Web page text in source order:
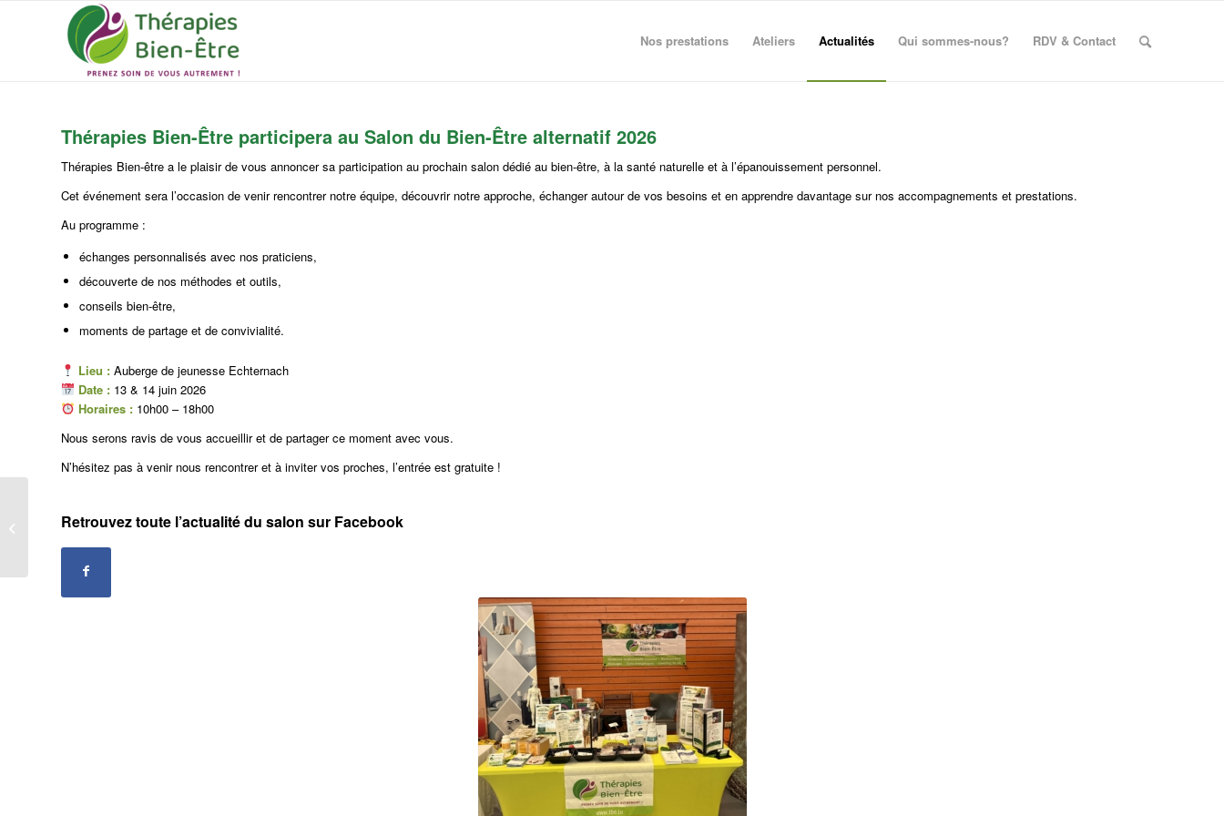
Nos prestations Ateliers Actualités Qui sommes-nous? RDV & Contact
Thérapies Bien-Être participera au Salon du Bien-Être alternatif 2026
Thérapies Bien-être a le plaisir de vous annoncer sa participation au prochain salon dédié au bien-être, à la santé naturelle et à l’épanouissement personnel.
Cet événement sera l’occasion de venir rencontrer notre équipe, découvrir notre approche, échanger autour de vos besoins et en apprendre davantage sur nos accompagnements et prestations.
Au programme :
échanges personnalisés avec nos praticiens,
découverte de nos méthodes et outils,
conseils bien-être,
moments de partage et de convivialité.
Lieu :Auberge de jeunesse Echternach
Date : 13 & 14 juin 2026
Horaires :10h00 – 18h00
Nous serons ravis de vous accueillir et de partager ce moment avec vous.
N’hésitez pas à venir nous rencontrer et à inviter vos proches, l’entrée est gratuite !
Retrouvez toute l’actualité du salon sur Facebook
découvrez nos